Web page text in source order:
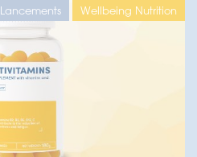
Lancements Wellbeing Nutrition